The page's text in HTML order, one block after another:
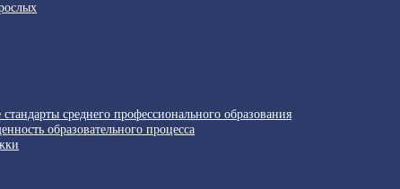
среднего профессионального образования
образовательного процесса